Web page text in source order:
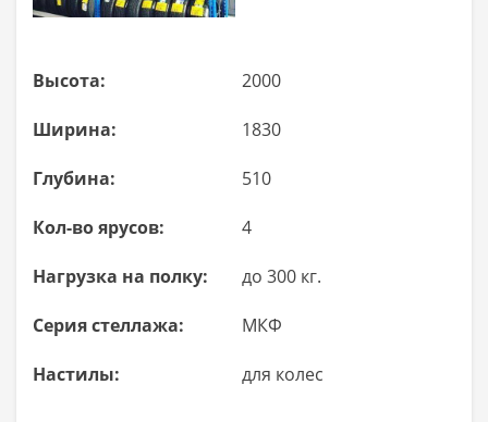
Высота: 2000
Ширина: 1830
Глубина: 510
Кол-во ярусов: 4
Нагрузка на полку: до 300 кг.
Серия стеллажа: МКФ
Настилы: для колес